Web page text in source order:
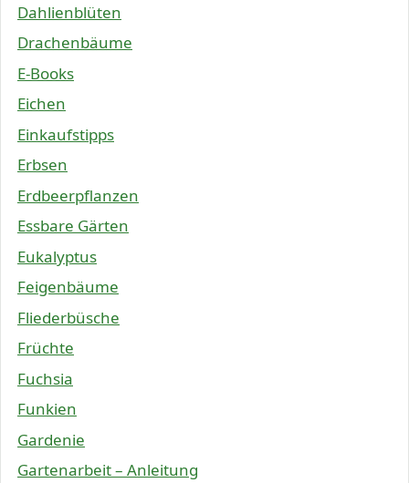
Dahlienblüten
Drachenbäume
E-Books
Eichen
Einkaufstipps
Erbsen
Erdbeerpflanzen
Essbare Gärten
Eukalyptus
Feigenbäume
Fliederbüsche
Früchte
Fuchsia
Funkien
Gardenie
Gartenarbeit – Anleitung